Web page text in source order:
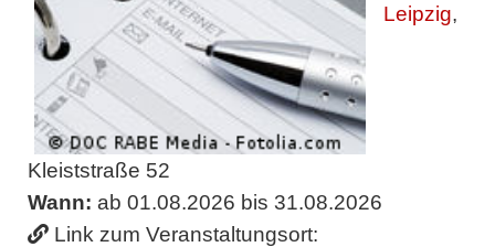
Leipzig,
Kleiststraße 52
Wann: ab 01.08.2026 bis 31.08.2026
Link zum Veranstaltungsort: